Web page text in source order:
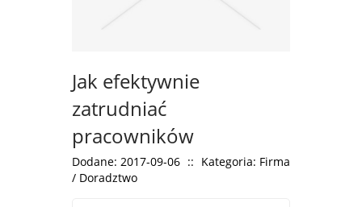
Jak efektywnie
zatrudniać
pracowników
Dodane: 2017-09-06 :: Kategoria: Firma
/ Doradztwo